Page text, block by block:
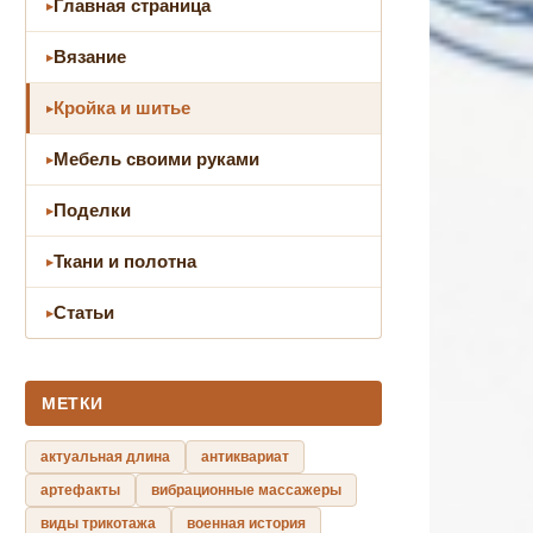
Главная страница
Вязание
Кройка и шитье
Мебель своими руками
Поделки
Ткани и полотна
Статьи
МЕТКИ
актуальная длина
антиквариат
артефакты
вибрационные массажеры
виды трикотажа
военная история